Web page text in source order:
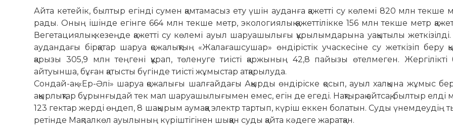
Айта кетейік, былтыр егінді сумен қамтамасыз ету үшін ауданға қажетті су көлемі 820 млн текше
рады. Оның ішінде егінге 664 млн текше ме­тр, экологиялық қажеттілікке 156 млн текше метр
Вегета­­циялық кезеңде қажетті су көлемі ауыл шаруашылығы құрылымдарына уақытылы
аудан­да­ғы бірқатар шаруа қожалықтың «Жа­лағашсушар» өнді­рістік учаскесіне су жет­кізіп беру
қарызы 305,9 млн теңгені құрап, төленуге тиісті қар­­­жының 42,8 пайызы өтелмеген. Жер­гілікті
айтуынша, бұған қа­­тысты бүгінде тиісті жұмыстар атқа­рылуда.
Сон­дай-ақ «Ер-Әлі» шаруа қожа­лығы шалғайдағы Ақ­қырды өндіріске қо­сып, ауыл халқына жұмыс
аққырлықтар бұрын­ғыдай тек мал ша­руашылығымен емес, егін де егеді. Нақтырақ айтсақ, былтыр елді
123 гектар жерді өңдеп, 8 шақырым аумаққа электр тартып, күріш еккен бо­латын. Суды үнемдеудің
ретінде Мақпалкөл ауылының күріш­тігінен шыққан суды қайта кәдеге жа­ратқан.